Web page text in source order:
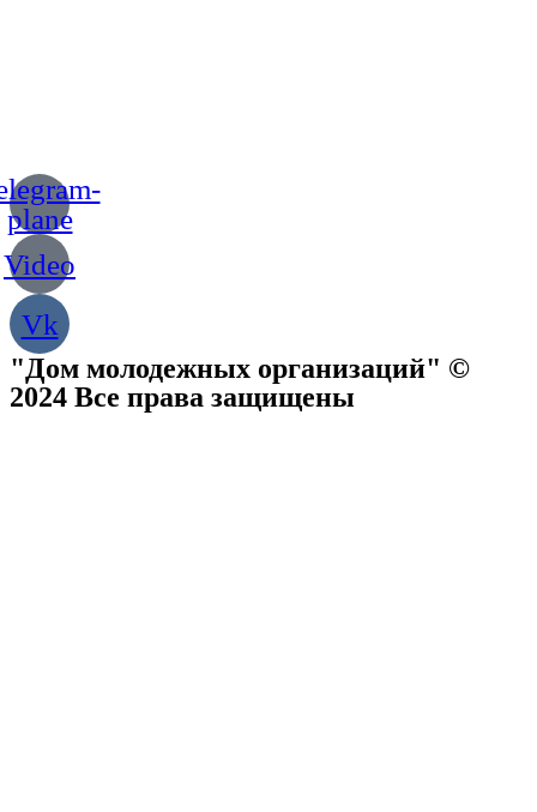
plane
Video
Vk
"Дом молодежных организаций" ©
2024 Все права защищены